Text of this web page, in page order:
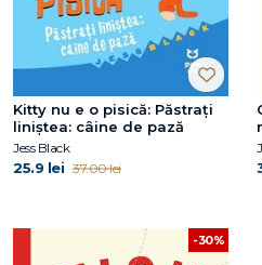
Kitty nu e o pisică: Păstrați
liniștea: câine de pază
Jess Black
25.9 lei 37.00 lei
-30%